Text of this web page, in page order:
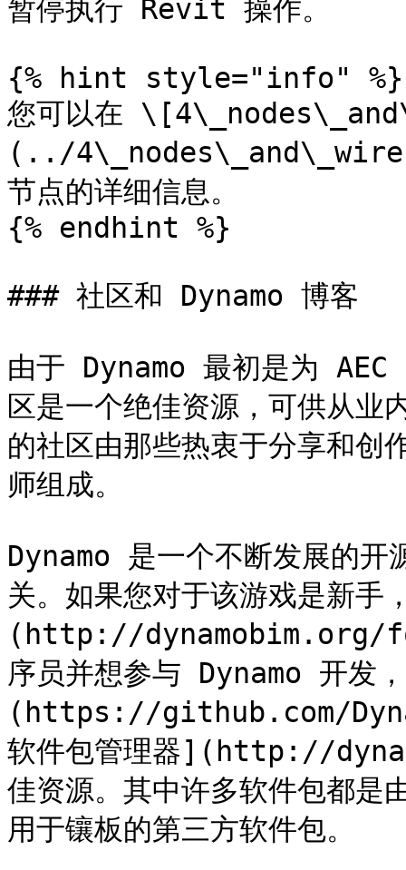
暂停执行 Revit 操作。
{% hint style="info" %}
您可以在
(../
节点的详细信息。
{% endhint %}
### 社区和 Dynamo 博客
由于 Dynamo 最初是为 AEC
区是一个绝佳资源，可供从业
的社区由那些热衷于分享和创
师组成。
Dynamo 是一个不断发展的
关。如果您对于该游戏是新
(http://dynamobim.org/
序员并想参与 Dynamo 开
(https://github.com/
软件包管理器](http://
佳资源。其中许多软件包都是
用于镶板的第三方软件包。